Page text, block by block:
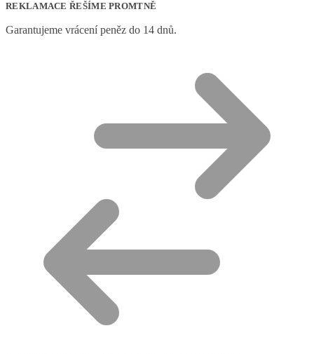
REKLAMACE ŘEŠÍME PROMTNĚ
Garantujeme vrácení peněz do 14 dnů.